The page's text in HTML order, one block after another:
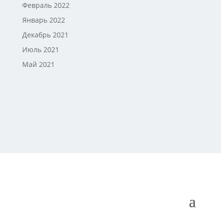
Февраль 2022
Январь 2022
Декабрь 2021
Июль 2021
Май 2021